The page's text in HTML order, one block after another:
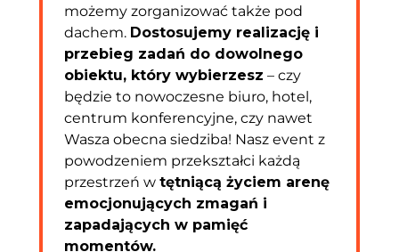
możemy zorganizować także pod
dachem. Dostosujemy realizację i
przebieg zadań do dowolnego
obiektu, który wybierzesz – czy
będzie to nowoczesne biuro, hotel,
centrum konferencyjne, czy nawet
Wasza obecna siedziba! Nasz event z
powodzeniem przekształci każdą
przestrzeń w tętniącą życiem arenę
emocjonujących zmagań i
zapadających w pamięć
momentów.